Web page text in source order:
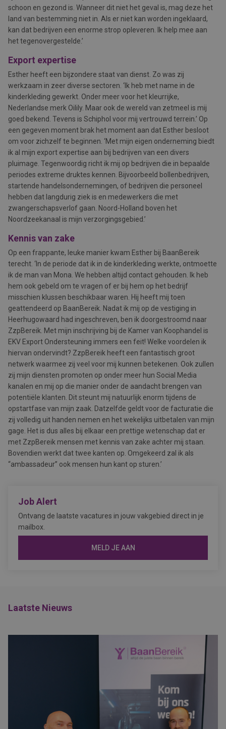
schoon en gezond is. Wanneer dit niet het geval is, mag deze het
land van bestemming niet in. Als er niet kan worden ingeklaard,
kan dat bedrijven een enorme strop opleveren. Ik help mee aan
het tegenovergestelde.’
Export expertise
Esther heeft een bijzondere staat van dienst. Zo was zij
werkzaam in zeer diverse sectoren. ‘Ik heb met name in de
kinderkleding gewerkt. Onder meer voor het kleurrijke,
Nederlandse merk Oilily. Maar ook de wereld van zetmeel is mij
goed bekend. Tevens is Schiphol voor mij vertrouwd terrein.’ Op
een gegeven moment brak het moment aan dat Esther besloot
om voor zichzelf te beginnen. ‘Met mijn eigen onderneming biedt
ik al mijn export expertise aan bij bedrijven van een divers
pluimage. Tegenwoordig richt ik mij op bedrijven die in bepaalde
periodes extreme druktes kennen. Bijvoorbeeld bollenbedrijven,
startende handelsondernemingen, of bedrijven die personeel
hebben dat langdurig ziek is en medewerkers die met
zwangerschapsverlof gaan. Noord-Holland boven het
Noordzeekanaal is mijn verzorgingsgebied.’
Kennis van zake
Op een frappante, leuke manier kwam Esther bij BaanBereik
terecht. ‘In de periode dat ik in de kinderkleding werkte, ontmoette
ik de man van Mona. We hebben altijd contact gehouden. Ik heb
hem ook gebeld om te vragen of er bij hem op het bedrijf
misschien klussen beschikbaar waren. Hij heeft mij toen
geattendeerd op BaanBereik. Nadat ik mij op de vestiging in
Heerhugowaard had ingeschreven, ben ik doorgestroomd naar
ZzpBereik. Met mijn inschrijving bij de Kamer van Koophandel is
EKV Export Ondersteuning immers een feit! Welke voordelen ik
hiervan ondervindt? ZzpBereik heeft een fantastisch groot
netwerk waarmee zij veel voor mij kunnen betekenen. Ook zullen
zij mijn diensten promoten op onder meer hun Social Media
kanalen en mij op die manier onder de aandacht brengen van
potentiële klanten. Dit steunt mij natuurlijk enorm tijdens de
opstartfase van mijn zaak. Datzelfde geldt voor de facturatie die
zij volledig uit handen nemen en het wekelijks uitbetalen van mijn
gage. Het is dus alles bij elkaar een prettige wetenschap dat er
met ZzpBereik mensen met kennis van zake achter mij staan.
Bovendien werkt dat twee kanten op. Omgekeerd zal ik als
“ambassadeur” ook mensen hun kant op sturen.’
Job Alert
Ontvang de laatste vacatures in jouw vakgebied direct in je
mailbox.
MELD JE AAN
Laatste Nieuws